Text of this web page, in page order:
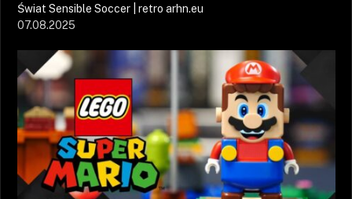
Świat Sensible Soccer | retro arhn.eu
07.08.2025